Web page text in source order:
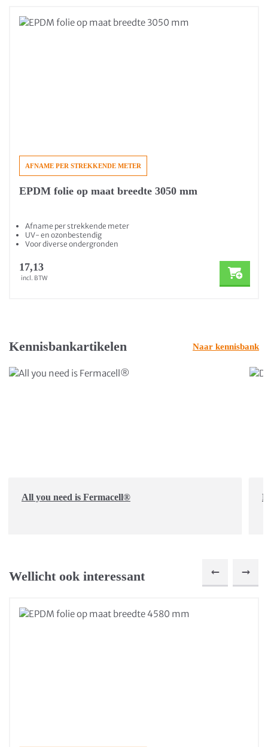
AFNAME PER STREKKENDE METER
EPDM folie op maat breedte 3050 mm
Afname per strekkende meter
UV- en ozonbestendig
Voor diverse ondergronden
17,13
incl. BTW
Kennisbankartikelen Naar kennisbank
All you need is Fermacell®
Wellicht ook interessant